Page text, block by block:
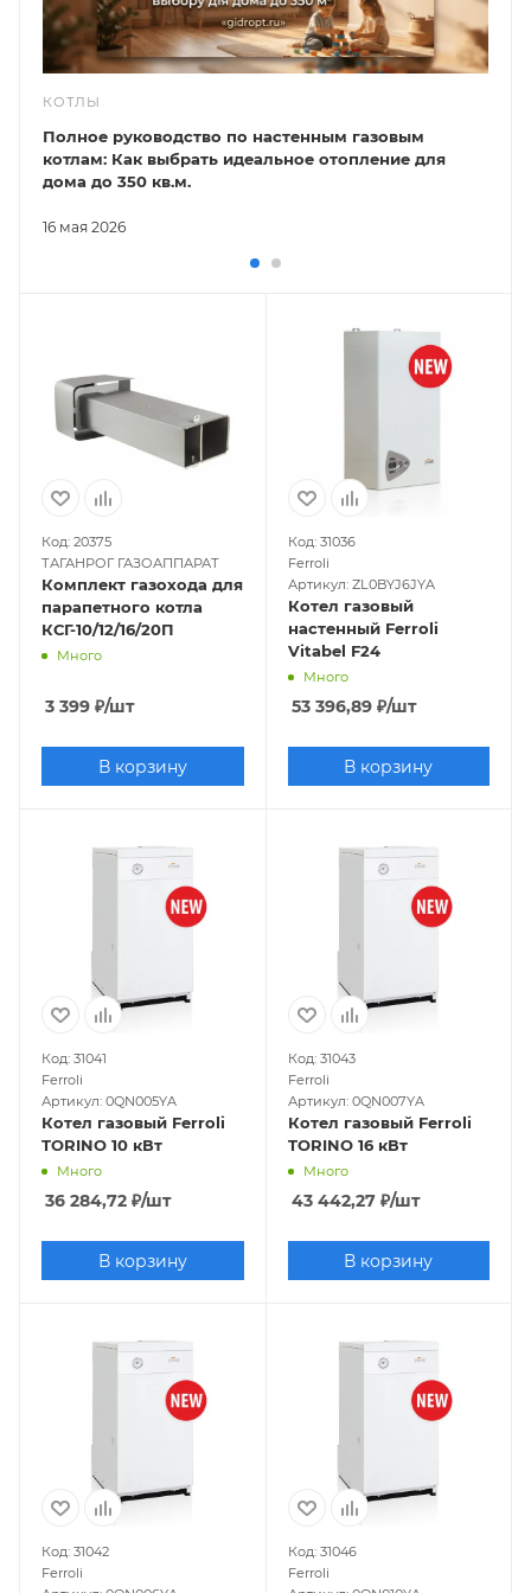
КОТЛЫ
16 мая 2026
Полное руководство по настенным газовым
котлам: Как выбрать идеальное отопление для
дома до 350 кв.м.
Код: 20375
ТАГАНРОГ ГАЗОАППАРАТ
Комплект газохода для
парапетного котла
КСГ-10/12/16/20П
Много
3 399 ₽/шт
В корзину
Код: 31036
Ferroli
Артикул: ZL0BYJ6JYA
Котел газовый
настенный Ferroli
Vitabel F24
Много
53 396,89₽/шт
В корзину
Код: 31041
Ferroli
Артикул: 0QN005YA
Котел газовый Ferroli
TORINO 10 кВт
Много
36 284,72 ₽/шт
В корзину
Код: 31043
Ferroli
Артикул: 0QN007YA
Котел газовый Ferroli
TORINO 16 кВт
Много
43 442,27₽/шт
В корзину
Код: 31042
Ferroli
Код: 31046
Ferroli